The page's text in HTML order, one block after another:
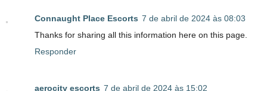
Connaught Place Escorts 7 de abril de 2024 às 08:03
Thanks for sharing all this information here on this page.
Responder
aerocity escorts 7 de abril de 2024 às 15:02